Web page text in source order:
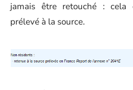
jamais être retouché : cela
prélevé à la source.